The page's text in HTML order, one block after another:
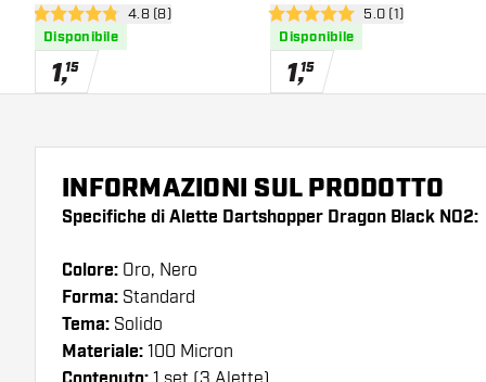
apri pannello recensioni
4.8 stelle di valutazione
4.8 (8)
Disponibile
1,15
apri pannello
5 stelle di valutazione
5.0 (1)
Disponibile
1,15
INFORMAZIONI SUL PRODOTTO
Specifiche di Alette Dartshopper Dragon Black NO2:
Colore: Oro, Nero
Forma: Standard
Tema: Solido
Materiale: 100 Micron